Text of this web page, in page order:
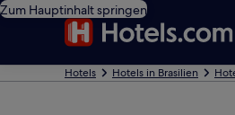
Zum Hauptinhalt springen
Hotels Hotels in Brasilien